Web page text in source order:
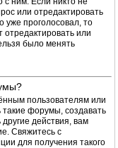
или отредактировать
уже проголосовал, то
или
было менять
пользователям или
форумы, создавать
действия, вам
Свяжитесь с
для получения такого